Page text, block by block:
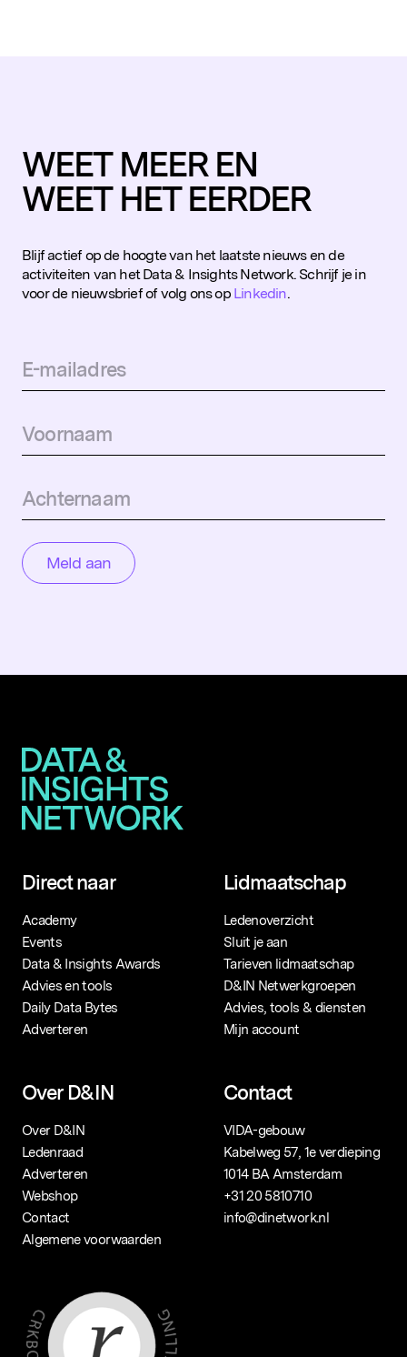
WEET MEER EN
WEET HET EERDER
Blijf actief op de hoogte van het laatste nieuws en de
activiteiten van het Data & Insights Network. Schrijf je in
voor de nieuwsbrief of volg ons op Linkedin.
Direct naar
Academy
Events
Data & Insights Awards
Advies en tools
Daily Data Bytes
Adverteren
Lidmaatschap
Ledenoverzicht
Sluit je aan
Tarieven lidmaatschap
D&IN Netwerkgroepen
Advies, tools & diensten
Mijn account
Over D&IN
Over D&IN
Ledenraad
Adverteren
Webshop
Contact
Algemene voorwaarden
Contact
VIDA-gebouw
Kabelweg 57, 1e verdieping
1014 BA Amsterdam
+31 20 5810710
info@dinetwork.nl